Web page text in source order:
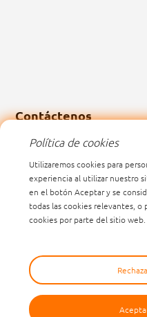
Contáctenos
Correo electrónico:
Tel: 0086-0755-26546392
Política de cookies
Utilizaremos cookies para
experiencia al utilizar nuestro
en el botón Aceptar y se
todas las cookies relevantes, o
cookies por parte del sitio web.